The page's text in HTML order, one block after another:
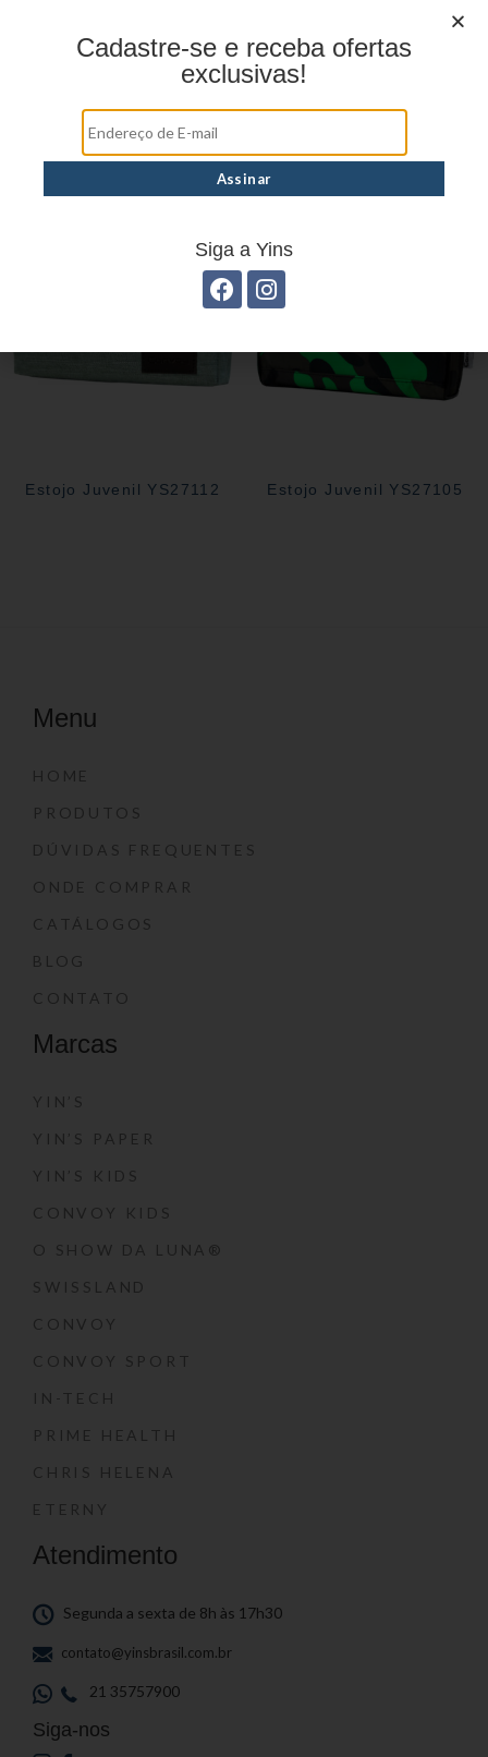
Estojo Juvenil YS41031
Mochila linha casual
Estojo Juvenil YS27112 Estojo Juvenil YS27105
Menu
HOME
PRODUTOS
DÚVIDAS FREQUENTES
ONDE COMPRAR
CATÁLOGOS
BLOG
CONTATO
Marcas
YIN’S
YIN’S PAPER
YIN’S KIDS
CONVOY KIDS
O SHOW DA LUNA®
SWISSLAND
CONVOY
CONVOY SPORT
IN-TECH
PRIME HEALTH
CHRIS HELENA
ETERNY
Atendimento
Segunda a sexta de 8h às 17h30
contato@yinsbrasil.com.br
21 35757900
Siga-nos
Cadastre-se e receba ofertas
exclusivas!
Siga a Yins